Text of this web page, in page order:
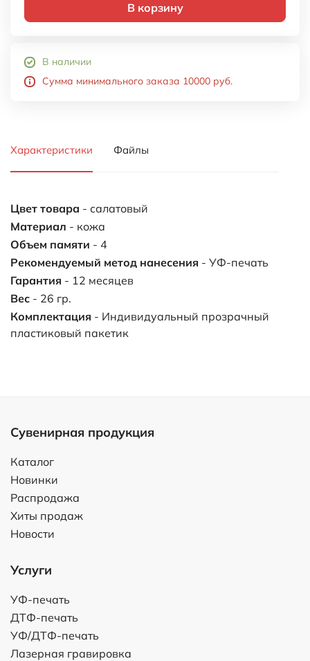
В корзину
В наличии
Сумма минимального заказа 10000 руб.
Характеристики Файлы
Цвет товара - салатовый
Материал - кожа
Объем памяти - 4
Рекомендуемый метод нанесения - УФ-печать
Гарантия - 12 месяцев
Вес - 26 гр.
Комплектация - Индивидуальный прозрачный
пластиковый пакетик
Сувенирная продукция
Каталог
Новинки
Распродажа
Хиты продаж
Новости
Услуги
УФ-печать
ДТФ-печать
УФ/ДТФ-печать
Лазерная гравировка